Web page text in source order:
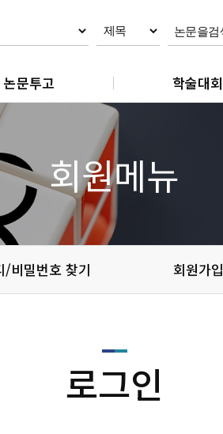
논문투고
문 작성지침
논문 편집규정
논문 윤리규정
학술대회
회원메뉴
/비밀번호 찾기 회원가입
로그인